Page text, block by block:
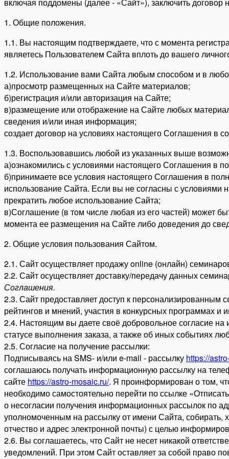
включая поддомены (далее - «Сайт»), заключить
1. Общие положения.
1.1. Вы настоящим подтверждаете, что с момента
являетесь Пользователем Сайта вплоть до вашего
1.2. Использование вами Сайта любым способом и в
а)просмотр размещенных на Сайте материалов;
б)регистрация и/или авторизация на Сайте;
в)размещение или отображение на Сайте любых
сведения и/или иная информация;
создает договор на условиях настоящего Соглашения в
1.3. Воспользовавшись любой из указанных выше
а)ознакомились с условиями настоящего Соглашения в
б)принимаете все условия настоящего Соглашения в
использование Сайта. Если вы не согласны с условиями
прекратить любое использование Сайта;
в)Соглашение (в том числе любая из его частей) может
момента ее размещения на Сайте либо доведения до
2. Общие условия пользования Сайтом.
2.1. Сайт осуществляет продажу online (онлайн)
2.2. Сайт осуществляет доставку/передачу данных
Соглашения.
2.3. Сайт предоставляет доступ к
рейтингов и мнений, участия в конкурсных программах
2.4. Настоящим вы даете своё добровольное согласие
статусе выполнения заказа, а также об иных событиях
2.5. Согласие на получение рассылки:
Подписываясь на SMS- и/или e-mail - рассылку https://
соглашаюсь получать информационную рассылку на
сайте https://astro-mosaic.ru/. Я проинформирован о том,
необходимо самостоятельно перейти по ссылке
о несогласии получения информационных рассылок по
уполномоченным на рассылку от имени Сайта,
отчество и адрес электронной почты) с целью
2.6. Вы соглашаетесь, что Сайт не несет никакой
уведомлений. При этом Сайт оставляет за собой право